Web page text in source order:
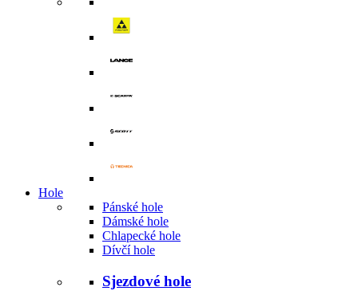
Hole
Pánské hole
Dámské hole
Chlapecké hole
Dívčí hole
Sjezdové hole